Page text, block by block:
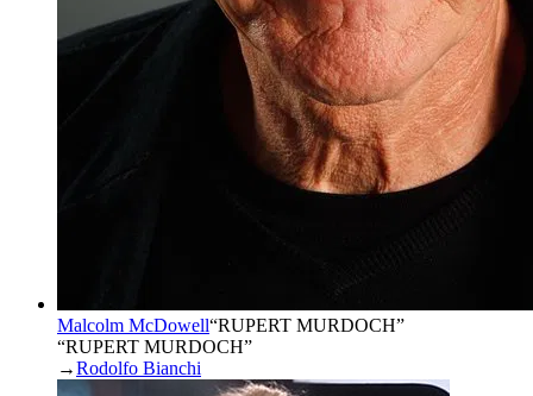
Malcolm McDowell“RUPERT MURDOCH”
“RUPERT MURDOCH”
→Rodolfo Bianchi